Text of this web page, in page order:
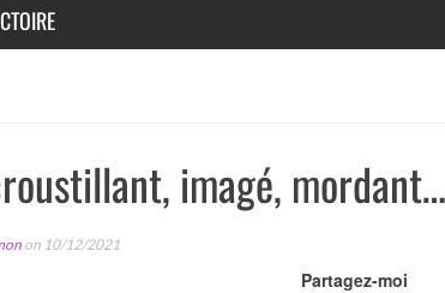
imagé,
on 10/12/2021
Partagez-moi